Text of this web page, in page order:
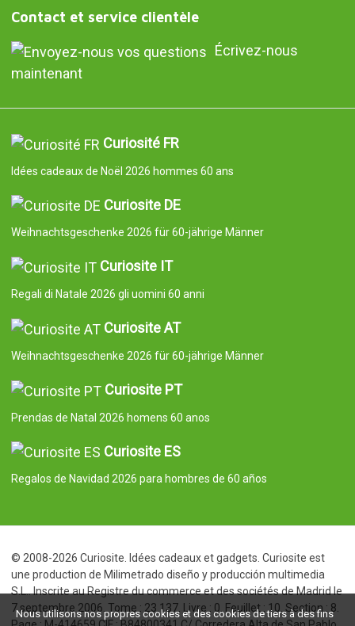
Contact et service clientèle
Écrivez-nous
maintenant
Curiosité FR
Idées cadeaux de Noël 2026 hommes 60 ans
Curiosite DE
Weihnachtsgeschenke 2026 für 60-jährige Männer
Curiosite IT
Regali di Natale 2026 gli uomini 60 anni
Curiosite AT
Weihnachtsgeschenke 2026 für 60-jährige Männer
Curiosite PT
Prendas de Natal 2026 homens 60 anos
Curiosite ES
Regalos de Navidad 2026 para hombres de 60 años
© 2008-2026 Curiosite. Idées cadeaux et gadgets. Curiosite est
une production de Milimetrado diseño y producción multimedia
S.L.. Inscrite au Registre du commerce et des sociétés de Madrid le
7 septembre 2006. Tome : 23.137. Livre : 0. Feuillet : 10. Section : 8.
Nous utilisons nos propres cookies et des cookies de tiers à des fins